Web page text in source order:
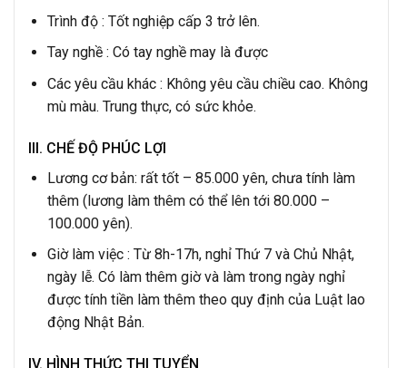
Trình độ : Tốt nghiệp cấp 3 trở lên.
Tay nghề : Có tay nghề may là được
Các yêu cầu khác : Không yêu cầu chiều cao. Không
mù màu. Trung thực, có sức khỏe.
III. CHẾ ĐỘ PHÚC LỢI
Lương cơ bản: rất tốt – 85.000 yên, chưa tính làm
thêm (lương làm thêm có thể lên tới 80.000 –
100.000 yên).
Giờ làm việc : Từ 8h-17h, nghỉ Thứ 7 và Chủ Nhật,
ngày lễ. Có làm thêm giờ và làm trong ngày nghỉ
được tính tiền làm thêm theo quy định của Luật lao
động Nhật Bản.
IV. HÌNH THỨC THI TUYỂN